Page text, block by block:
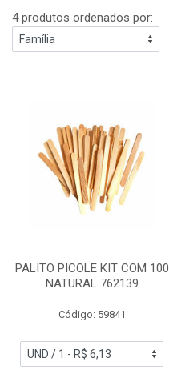
4 produtos ordenados por:
PALITO PICOLE KIT COM 100
NATURAL 762139
Código: 59841